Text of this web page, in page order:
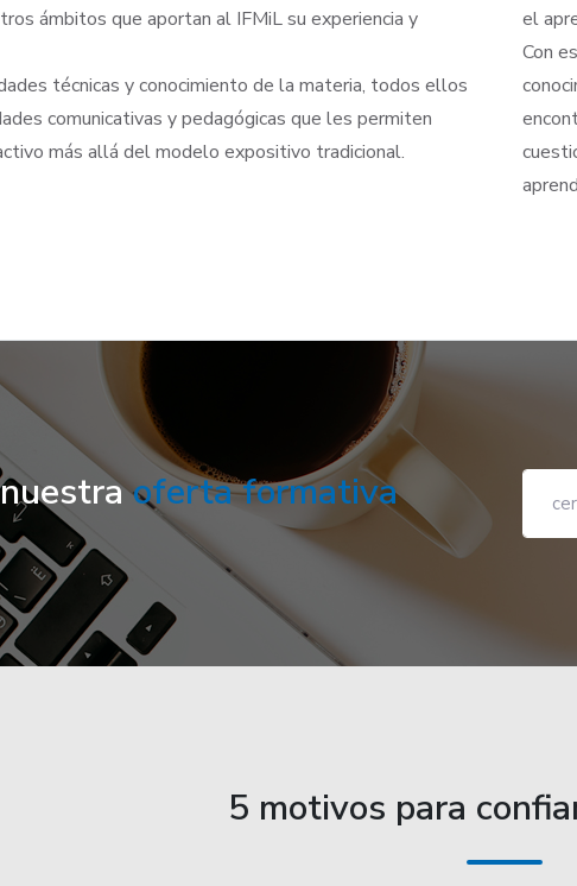
ámbitos que aportan al IFMiL su experiencia y
técnicas y conocimiento de la materia, todos ellos
comunicativas y pedagógicas que les permiten
más allá del modelo expositivo tradicional.
el
Con
oferta formativa
5 motivos para